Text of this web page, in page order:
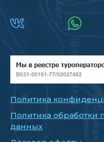
Политика
Политика обработки
данных